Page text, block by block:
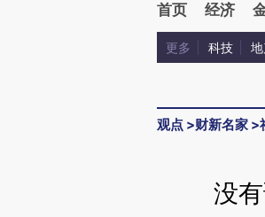
首页 经济
更多 科技
观点 >财新名家 >
没